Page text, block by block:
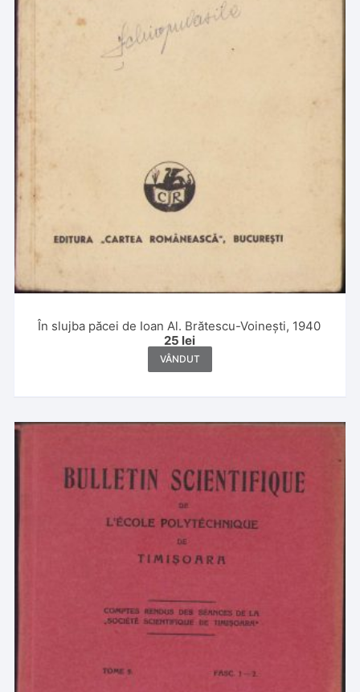
În slujba păcei de Ioan Al. Brătescu-Voinești, 1940
25 lei
VÂNDUT